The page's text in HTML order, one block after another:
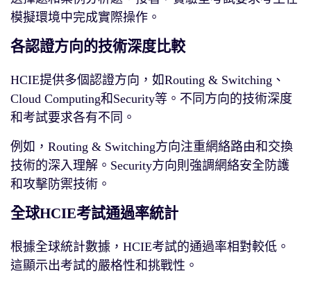
模擬環境中完成實際操作。
各認證方向的技術深度比較
HCIE提供多個認證方向，如Routing & Switching、
Cloud Computing和Security等。不同方向的技術深度
和考試要求各有不同。
例如，Routing & Switching方向注重網絡路由和交換
技術的深入理解。Security方向則強調網絡安全防護
和攻擊防禦技術。
全球HCIE考試通過率統計
根據全球統計數據，HCIE考試的通過率相對較低。
這顯示出考試的嚴格性和挑戰性。